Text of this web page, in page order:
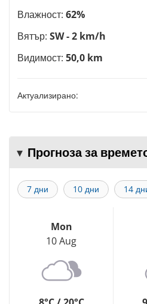
Влажност: 62%
Вятър: SW - 2 km/h
Видимост: 50,0 km
Актуализирано:
Прогноза за
7 дни 10 дни 14
Mon
10 Aug